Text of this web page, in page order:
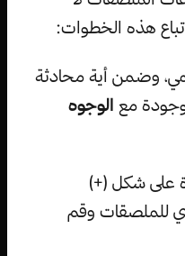
هذه الخطوات:
وضمن أية محادثة
مع الوجوه
على شكل (+)
للملصقات وقم